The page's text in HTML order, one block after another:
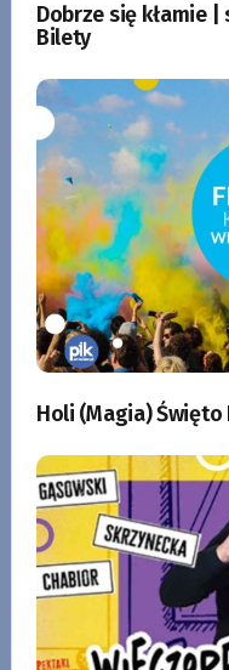
Dobrze się kłamie |
Bilety
Holi (Magia) Święto